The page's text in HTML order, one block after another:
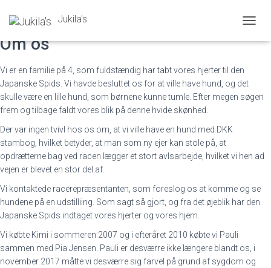
Jukila's
K
A
T
N
Om os
Vi er en familie på 4, som fuldstændig har tabt vores hjerter til den
Japanske Spids. Vi havde besluttet os for at ville have hund, og det
skulle være en lille hund, som børnene kunne tumle. Efter megen søgen
frem og tilbage faldt vores blik på denne hvide skønhed.
Der var ingen tvivl hos os om, at vi ville have en hund med DKK
stambog, hvilket betyder, at man som ny ejer kan stole på, at
opdrætterne bag ved racen lægger et stort avlsarbejde, hvilket vi hen ad
vejen er blevet en stor del af.
Vi kontaktede racerepræsentanten, som foreslog os at komme og se
hundene på en udstilliing. Som sagt så gjort, og fra det øjeblik har den
Japanske Spids indtaget vores hjerter og vores hjem.
Vi købte Kimi i sommeren 2007 og i efteråret 2010 købte vi Pauli
sammen med Pia Jensen. Pauli er desværre ikke længere blandt os, i
november 2017 måtte vi desværre sig farvel på grund af sygdom og